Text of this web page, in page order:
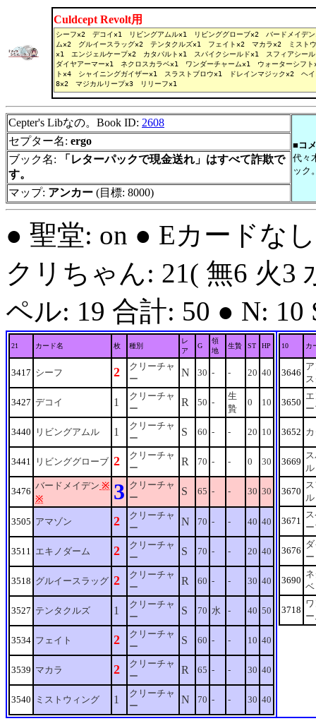
Culdcept Revolt用
Cepter's Libなの。Book ID: 2608
■コ
代々
ック
セプター名: ergo
ブック名:
「レターパックで現金送れ」はすべて詐欺で
す。
マップ: アンカー (目標: 8000)
● 聖堂: on ● Eカードな
クリちゃん: 21( 無6 火3
ペル: 19 合計: 50 ● N: 10
21 カード名 枚 種別
レ
ア
G
領
地
生贄 ST HP
3417 シーフ 2
クリーチャ
ー
N 30 - - 20 40
3427 デコイ 1
クリーチャ
ー
R 50 -
生
贄
0 10
3440 リビングアムル 1
クリーチャ
ー
S 60 - - 20 10
3441 リビンググローブ 2
クリーチャ
ー
R 70 - - 0 30
3476
バードメイデン ※
※
3 クリーチャ
ー
S 65 - - 30 30
3505 アマゾン 2
クリーチャ
ー
N 70 - - 40 40
3511 エキノダーム 2
クリーチャ
ー
S 70 - - 20 40
3518 グルイースラッグ 2
クリーチャ
ー
R 60 - - 30 40
3527 テンタクルズ 1
クリーチャ
ー
S 70 水 - 40 50
3534 フェイト 2
クリーチャ
ー
S 60 - - 10 40
3539 マカラ 2
クリーチャ
ー
R 65 - - 30 40
3540 ミストウィング 1
クリーチャ
ー
N 70 - - 30 40
10 カ
3646
3650
3652
3669
3670
3671
3676
ー
3690
ベ
3718